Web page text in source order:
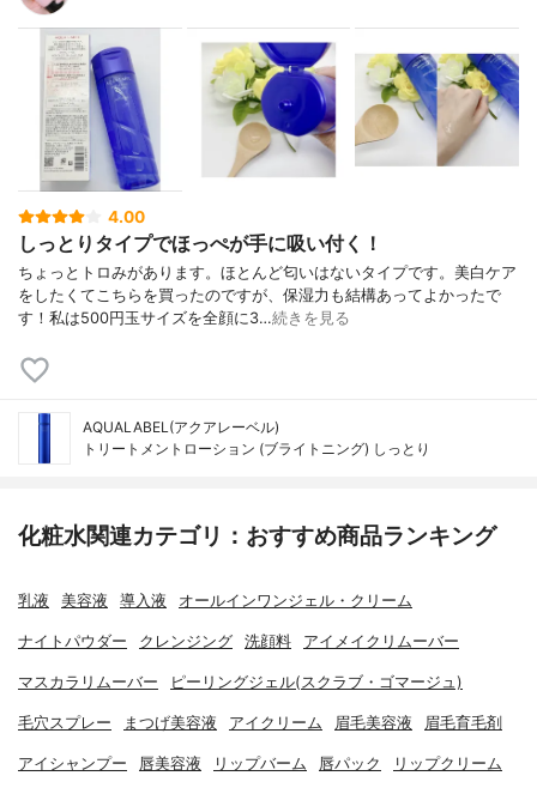
4.00
しっとりタイプでほっぺが手に吸い付く！
ちょっとトロみがあります。ほとんど匂いはないタイプです。美白ケア
をしたくてこちらを買ったのですが、保湿力も結構あってよかったで
す！私は500円玉サイズを全顔に3…続きを見る
AQUALABEL(アクアレーベル)
トリートメントローション (ブライトニング) しっとり
化粧水関連カテゴリ：おすすめ商品ランキング
乳液 美容液 導入液 オールインワンジェル・クリーム
ナイトパウダー クレンジング 洗顔料 アイメイクリムーバー
マスカラリムーバー ピーリングジェル(スクラブ・ゴマージュ)
毛穴スプレー まつげ美容液 アイクリーム 眉毛美容液 眉毛育毛剤
アイシャンプー 唇美容液 リップバーム 唇パック リップクリーム